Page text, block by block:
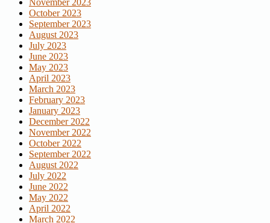
November 2023
October 2023
September 2023
August 2023
July 2023
June 2023
May 2023
April 2023
March 2023
February 2023
January 2023
December 2022
November 2022
October 2022
September 2022
August 2022
July 2022
June 2022
May 2022
April 2022
March 2022